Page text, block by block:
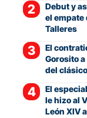
Debut y
el empate
Talleres
El
Gorosito
del clásico
El
le hizo al
León XIV